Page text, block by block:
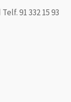
91 332 15 93